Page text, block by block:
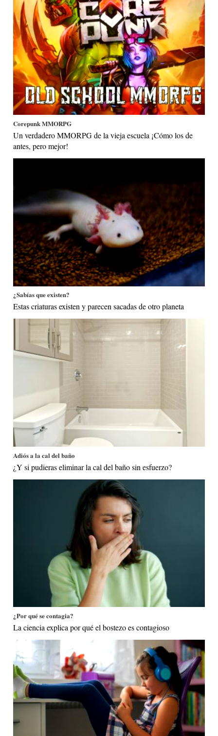
Corepunk MMORPG
Un verdadero MMORPG de la vieja escuela ¡Cómo los de
antes, pero mejor!
¿Sabías que existen?
Estas criaturas existen y parecen sacadas de otro planeta
Adiós a la cal del baño
¿Y si pudieras eliminar la cal del baño sin esfuerzo?
¿Por qué se contagia?
La ciencia explica por qué el bostezo es contagioso